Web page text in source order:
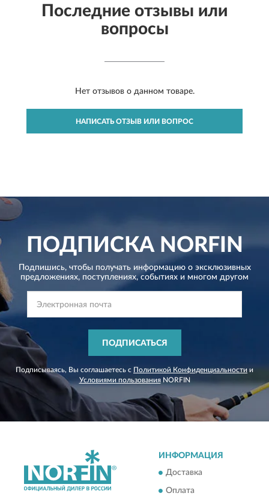
Последние отзывы или
вопросы
Нет отзывов о данном товаре.
НАПИСАТЬ ОТЗЫВ ИЛИ ВОПРОС
ПОДПИСКАNORFIN
Подпишись, чтобы получать информацию о эксклюзивных
предложениях, поступлениях, событиях и многом другом
ПОДПИСАТЬСЯ
Подписываясь, Вы соглашаетесь с Политикой Конфиденциальности и
Условиями пользованияNORFIN
ИНФОРМАЦИЯ
Доставка
Оплата